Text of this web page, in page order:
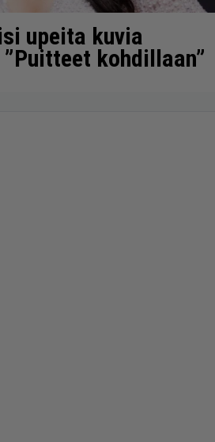
upeita kuvia
kohdillaan”